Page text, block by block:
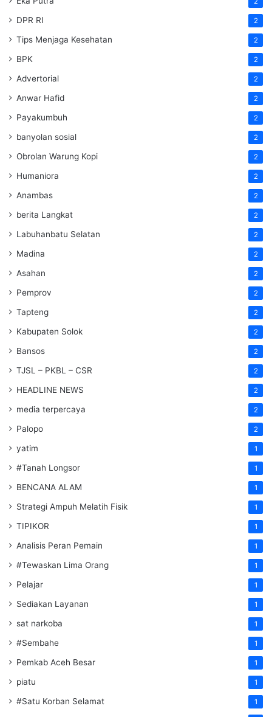
DPR RI 2
Tips Menjaga Kesehatan 2
BPK 2
Advertorial 2
Anwar Hafid 2
Payakumbuh 2
banyolan sosial 2
Obrolan Warung Kopi 2
Humaniora 2
Anambas 2
berita Langkat 2
Labuhanbatu Selatan 2
Madina 2
Asahan 2
Pemprov 2
Tapteng 2
Kabupaten Solok 2
Bansos 2
TJSL – PKBL – CSR 2
HEADLINE NEWS 2
media terpercaya 2
Palopo 2
yatim 1
#Tanah Longsor 1
BENCANA ALAM 1
Strategi Ampuh Melatih Fisik 1
TIPIKOR 1
Analisis Peran Pemain 1
#Tewaskan Lima Orang 1
Pelajar 1
Sediakan Layanan 1
sat narkoba 1
#Sembahe 1
Pemkab Aceh Besar 1
piatu 1
#Satu Korban Selamat 1